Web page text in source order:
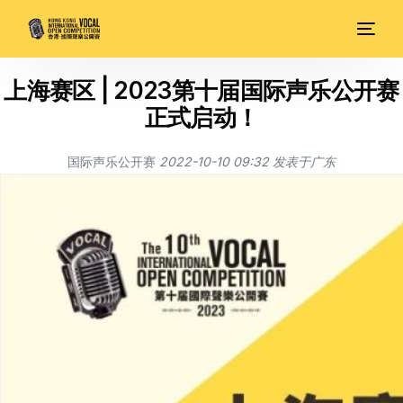
上海赛区 | 2023第十届国际声乐公开赛
正式启动！
国际声乐公开赛 2022-10-10 09:32 发表于广东